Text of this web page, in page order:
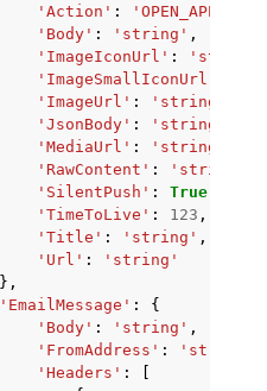
'Action' : 'OPEN_APP'
'Body' : 'string' ,
'ImageIconUrl' : 'string'
'ImageSmallIconUrl'
'ImageUrl' : 'string'
'JsonBody' : 'string'
'MediaUrl' : 'string'
'RawContent' : 'string'
'SilentPush' : True
'TimeToLive' : 123 ,
'Title' : 'string' ,
'Url' :
'string'
},
'EmailMessage' :
{
'Body' : 'string' ,
'FromAddress' : 'string'
'Headers' :